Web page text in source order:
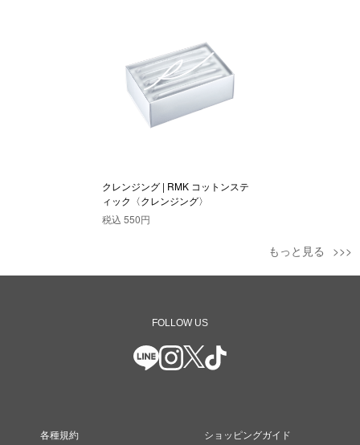
クレンジング | RMK コットンステ
ィック〈クレンジング〉
税込 550円
もっと見る
FOLLOW US
各種規約
ショッピングガイド